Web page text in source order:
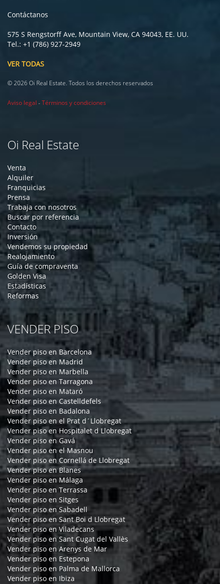
Contáctanos
575 S Rengstorff Ave, Mountain View, CA 94043, EE. UU.
Tel.: +1 (786) 927-2949
VER TODAS
© 2026 Oi Real Estate. Todos los derechos reservados
Aviso legal -Términos y condiciones
Oi Real Estate
Venta
Alquiler
Franquicias
Prensa
Trabaja con nosotros
Buscar por referencia
Contacto
Inversión
Vendemos su propiedad
Realojamiento
Guía de compraventa
Golden Visa
Estadísticas
Reformas
VENDER PISO
Vender piso en Barcelona
Vender piso en Madrid
Vender piso en Marbella
Vender piso en Tarragona
Vender piso en Mataró
Vender piso en Castelldefels
Vender piso en Badalona
Vender piso en el Prat d´Llobregat
Vender piso en Hospitalet d Llobregat
Vender piso en Gavá
Vender piso en el Masnou
Vender piso en Cornellá de Llobregat
Vender piso en Blanes
Vender piso en Málaga
Vender piso en Terrassa
Vender piso en Sitges
Vender piso en Sabadell
Vender piso en Sant Boi d Llobregat
Vender piso en Viladecans
Vender piso en Sant Cugat del Vallès
Vender piso en Arenys de Mar
Vender piso en Estepona
Vender piso en Palma de Mallorca
Vender piso en Ibiza